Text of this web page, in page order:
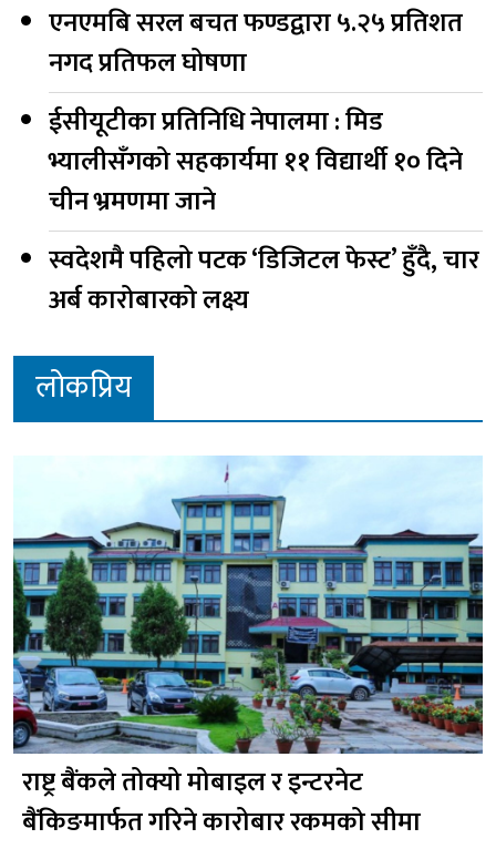
एनएमबि सरल बचत फण्डद्वारा ५.२५ प्रतिशत
नगद प्रतिफल घोषणा
ईसीयूटीका प्रतिनिधि नेपालमा : मिड
भ्यालीसँगको सहकार्यमा ११ विद्यार्थी १० दिने
चीन भ्रमणमा जाने
स्वदेशमै पहिलो पटक ‘डिजिटल फेस्ट’ हुँदै, चार
अर्ब कारोबारको लक्ष्य
लोकप्रिय
राष्ट्र बैंकले तोक्यो मोबाइल र इन्टरनेट
बैंकिङमार्फत गरिने कारोबार रकमको सीमा